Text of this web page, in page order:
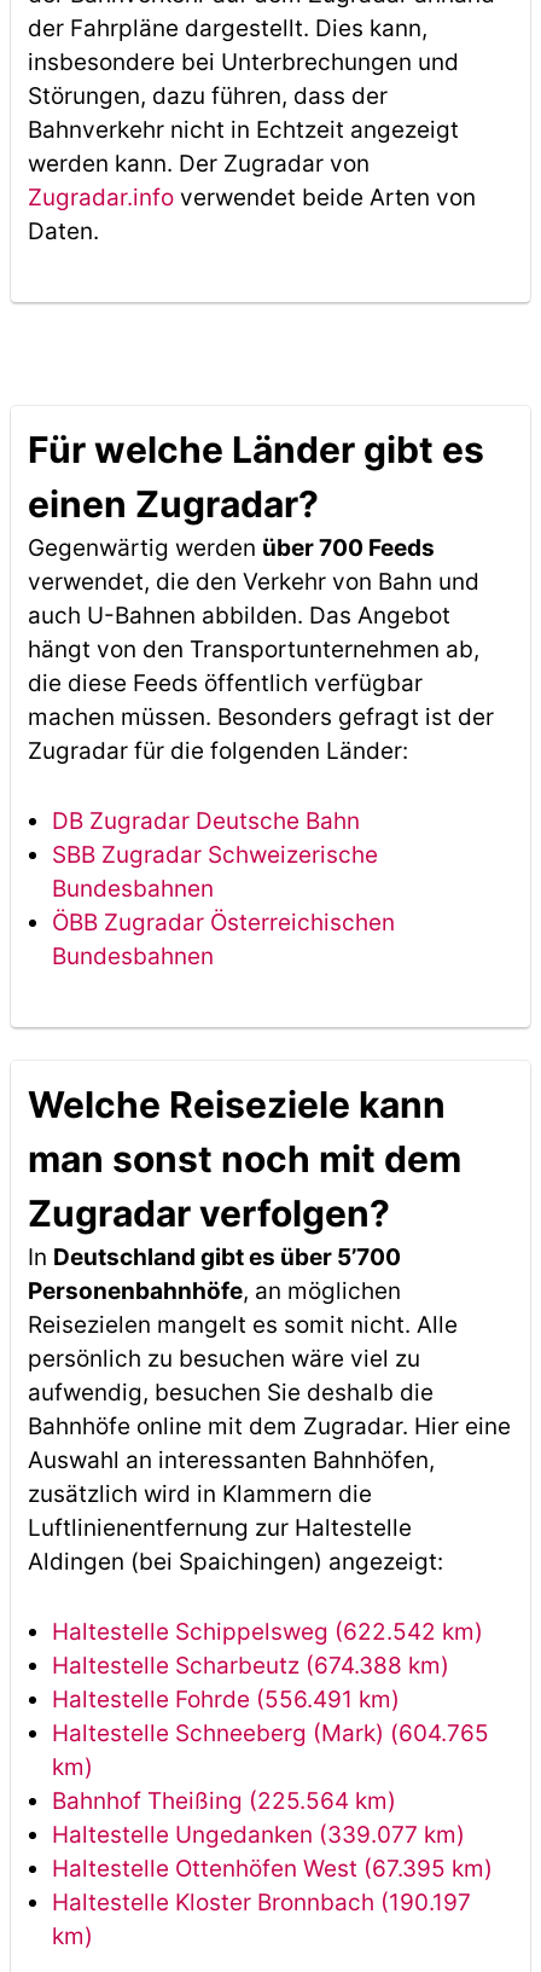
der Fahrpläne dargestellt. Dies kann,
insbesondere bei Unterbrechungen und
Störungen, dazu führen, dass der
Bahnverkehr nicht in Echtzeit angezeigt
werden kann. Der Zugradar von
Zugradar.infoverwendet beide Arten von
Daten.
Für welche Länder gibt es
einen Zugradar?
Gegenwärtig werden über 700 Feeds
verwendet, die den Verkehr von Bahn und
auch U-Bahnen abbilden. Das Angebot
hängt von den Transportunternehmen ab,
die diese Feeds öffentlich verfügbar
machen müssen. Besonders gefragt ist der
Zugradar für die folgenden Länder:
DB Zugradar Deutsche Bahn
SBB Zugradar Schweizerische
Bundesbahnen
ÖBB Zugradar Österreichischen
Bundesbahnen
Welche Reiseziele kann
man sonst noch mit dem
Zugradar verfolgen?
In Deutschland gibt es über 5’700
Personenbahnhöfe, an möglichen
Reisezielen mangelt es somit nicht. Alle
persönlich zu besuchen wäre viel zu
aufwendig, besuchen Sie deshalb die
Bahnhöfe online mit dem Zugradar. Hier eine
Auswahl an interessanten Bahnhöfen,
zusätzlich wird in Klammern die
Luftlinienentfernung zur Haltestelle
Aldingen (bei Spaichingen) angezeigt:
Haltestelle Schippelsweg (622.542 km)
Haltestelle Scharbeutz (674.388 km)
Haltestelle Fohrde (556.491 km)
Haltestelle Schneeberg (Mark) (604.765
km)
Bahnhof Theißing (225.564 km)
Haltestelle Ungedanken (339.077 km)
Haltestelle Ottenhöfen West (67.395 km)
Haltestelle Kloster Bronnbach (190.197
km)